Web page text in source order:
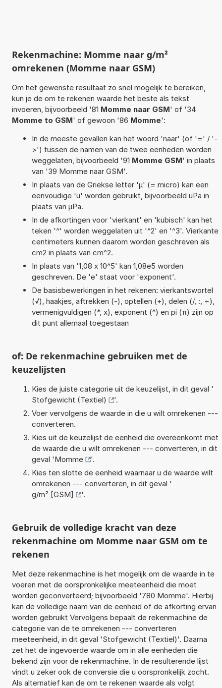
Rekenmachine: Momme naar g/m²
omrekenen (Momme naar GSM)
Om het gewenste resultaat zo snel mogelijk te bereiken,
kun je de om te rekenen waarde het beste als tekst
invoeren, bijvoorbeeld '81 Momme naar GSM' of '34
Momme to GSM' of gewoon '86 Momme':
In de meeste gevallen kan het woord 'naar' (of '=' / '-
>') tussen de namen van de twee eenheden worden
weggelaten, bijvoorbeeld '91 Momme GSM' in plaats
van '39 Momme naar GSM'.
In plaats van de Griekse letter 'µ' (= micro) kan een
eenvoudige 'u' worden gebruikt, bijvoorbeeld uPa in
plaats van µPa.
In de afkortingen voor 'vierkant' en 'kubisch' kan het
teken '^' worden weggelaten uit '^2' en '^3'. Vierkante
centimeters kunnen daarom worden geschreven als
cm2 in plaats van cm^2.
In plaats van '1,08 x 10^5' kan 1,08e5 worden
geschreven. De 'e' staat voor 'exponent'.
De basisbewerkingen in het rekenen: vierkantswortel
(√), haakjes, aftrekken (-), optellen (+), delen (/, :, ÷),
vermenigvuldigen (*, x), exponent (^) en pi (π) zijn op
dit punt allemaal toegestaan
of: De rekenmachine gebruiken met de
keuzelijsten
Kies de juiste categorie uit de keuzelijst, in dit geval '
Stofgewicht (Textiel)
'.
Voer vervolgens de waarde in die u wilt omrekenen ---
converteren.
Kies uit de keuzelijst de eenheid die overeenkomt met
de waarde die u wilt omrekenen --- converteren, in dit
geval 'Momme
'.
Kies ten slotte de eenheid waarnaar u de waarde wilt
omrekenen --- converteren, in dit geval '
g/m² [GSM]
'.
Gebruik de volledige kracht van deze
rekenmachine om Momme naar GSM om te
rekenen
Met deze rekenmachine is het mogelijk om de waarde in te
voeren met de oorspronkelijke meeteenheid die moet
worden geconverteerd; bijvoorbeeld '780 Momme'. Hierbij
kan de volledige naam van de eenheid of de afkorting ervan
worden gebruikt Vervolgens bepaalt de rekenmachine de
categorie van de te omrekenen --- converteren
meeteenheid, in dit geval 'Stofgewicht (Textiel)'. Daarna
zet het de ingevoerde waarde om in alle eenheden die
bekend zijn voor de rekenmachine. In de resulterende lijst
vindt u zeker ook de conversie die u oorspronkelijk zocht.
Als alternatief kan de om te rekenen waarde als volgt